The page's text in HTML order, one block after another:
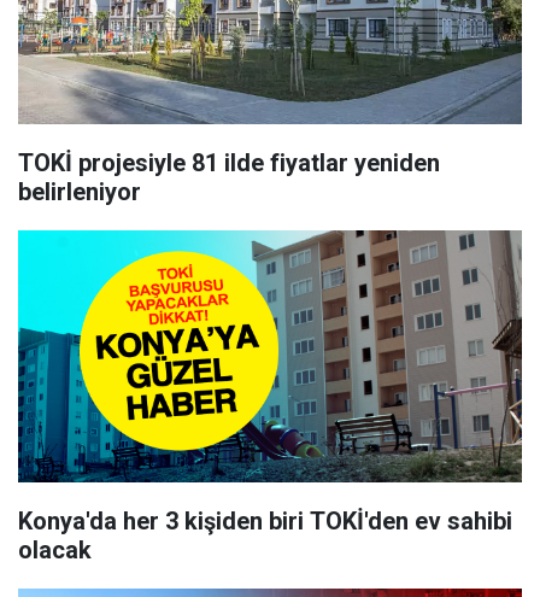
TOKİ projesiyle 81 ilde fiyatlar yeniden
belirleniyor
Konya'da her 3 kişiden biri TOKİ'den ev sahibi
olacak